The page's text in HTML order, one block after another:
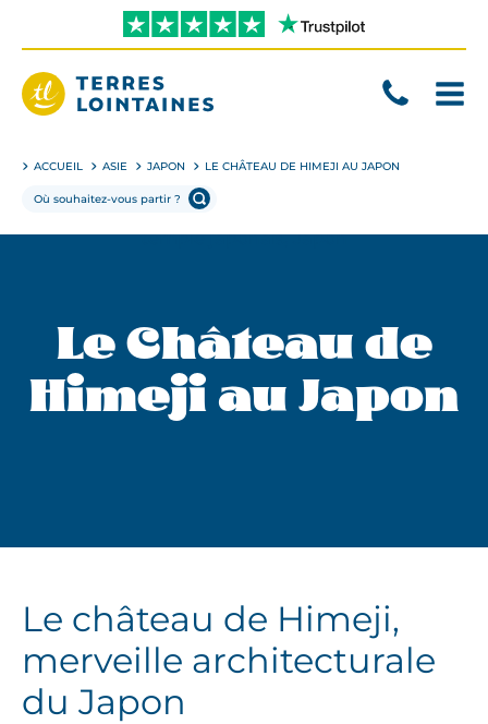
directement
contenu
ACCUEIL ASIE JAPON LE CHÂTEAU DE HIMEJI AU JAPON
Le Château de
Himeji au Japon
Le château de Himeji,
merveille architecturale
du Japon